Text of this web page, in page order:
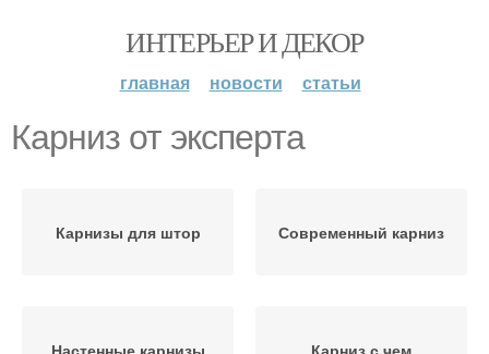
ИНТЕРЬЕР И ДЕКОР
главная новости статьи
Карниз от эксперта
Карнизы для штор Современный карниз
Настенные карнизы Карниз с чем